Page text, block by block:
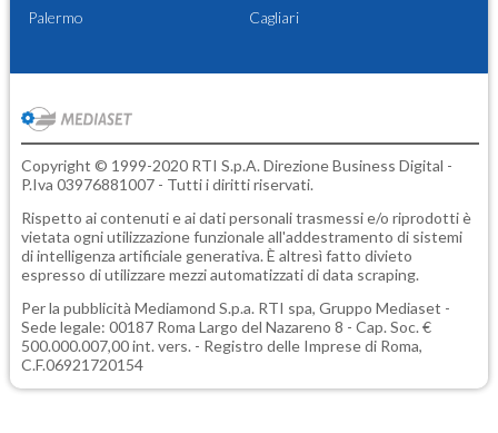
Palermo Cagliari
Copyright © 1999-2020 RTI S.p.A. Direzione Business Digital -
P.Iva 03976881007 - Tutti i diritti riservati.
Rispetto ai contenuti e ai dati personali trasmessi e/o riprodotti è
vietata ogni utilizzazione funzionale all'addestramento di sistemi
di intelligenza artificiale generativa. È altresì fatto divieto
espresso di utilizzare mezzi automatizzati di data scraping.
Per la pubblicità Mediamond S.p.a. RTI spa, Gruppo Mediaset -
Sede legale: 00187 Roma Largo del Nazareno 8 - Cap. Soc. €
500.000.007,00 int. vers. - Registro delle Imprese di Roma,
C.F.06921720154